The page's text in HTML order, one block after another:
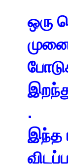
ஒரு
.
இந்த